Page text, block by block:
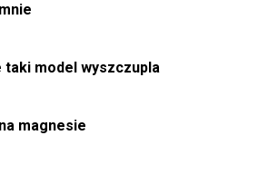
taki model wyszczupla
magnesie